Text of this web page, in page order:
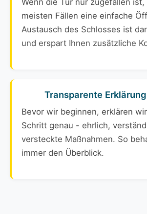
Wenn die Tür nur zugefallen
meisten Fällen eine einfache
Austausch des Schlosses ist
und erspart Ihnen zusätzliche
Transparente
Bevor wir beginnen, erklären
Schritt genau - ehrlich,
versteckte Maßnahmen. So
immer den Überblick.